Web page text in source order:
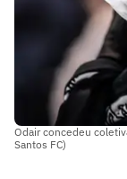
Odair concedeu
Santos FC)